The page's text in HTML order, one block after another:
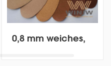
0,8 mm weiches,